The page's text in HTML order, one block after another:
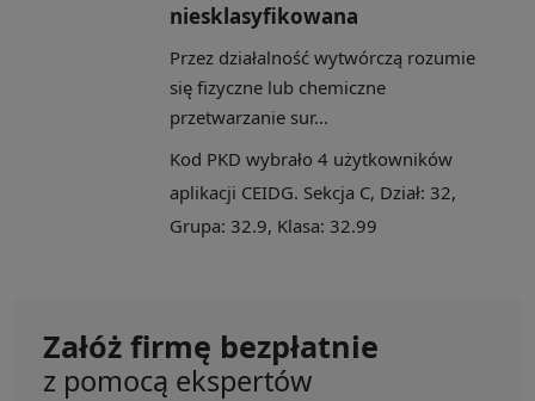
niesklasyfikowana
Przez działalność wytwórczą rozumie
się fizyczne lub chemiczne
przetwarzanie sur...
Kod PKD wybrało 4 użytkowników
aplikacji CEIDG. Sekcja C, Dział: 32,
Grupa: 32.9, Klasa: 32.99
Załóż firmę bezpłatnie
z pomocą ekspertów